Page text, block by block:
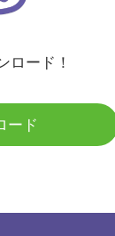
ロード！
ード